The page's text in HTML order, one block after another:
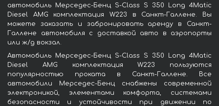
автомобиль Мерседес-Бенц S-Class S 350 Long 4Matic
Diesel AMG комплектация W223 в Санкт-Галлене. Вы
можете заказать и забронировать аренду в Санкт-
Галлене автомобиля с доставкой авто в аэропорты
или ж/д вокзал.
Автомобиль Мерседес-Бенц S-Class S 350 Long 4Matic
Diesel AMG комплектация W223 пользуются
популярностью проката в Санкт-Галлене. Все
автомобили Мерседес-Бенц снабжены современной
электроникой, элементами комфорта, системами
безопасности и устойчивости при движении по